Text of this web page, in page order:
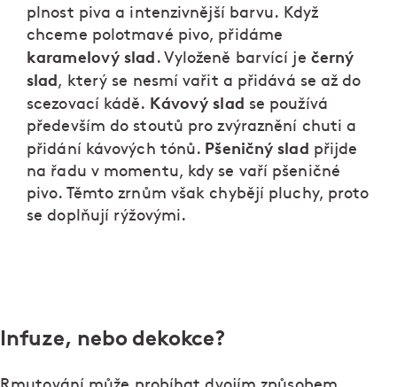
plnost piva a intenzivnější barvu. Když
chceme polotmavé pivo, přidáme
karamelový slad . Vyloženě barvící je černý
slad, který se nesmí vařit a přidává se až do
scezovací kádě. Kávový slad se používá
především do stoutů pro zvýraznění chuti a
přidání kávových tónů. Pšeničný slad přijde
na řadu v momentu, kdy se vaří pšeničné
pivo. Těmto zrnům však chybějí pluchy, proto
se doplňují rýžovými.
Infuze, nebo dekokce?